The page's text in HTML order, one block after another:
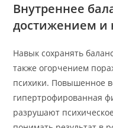
Внутреннее
достижением и
Навык сохранять
также огорчением
психики. Повышенное
гипертрофированная
разрушают